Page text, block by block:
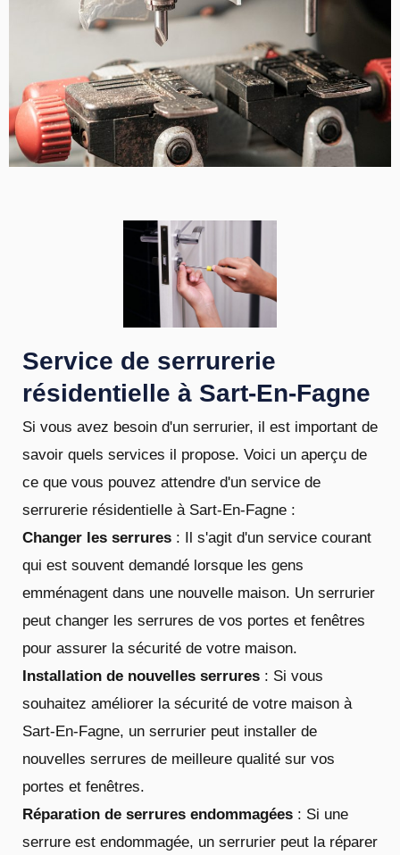
Service de serrurerie
résidentielle à Sart-En-Fagne
Si vous avez besoin d'un serrurier, il est important de
savoir quels services il propose. Voici un aperçu de
ce que vous pouvez attendre d'un service de
serrurerie résidentielle à Sart-En-Fagne :
Changer les serrures : Il s'agit d'un service courant
qui est souvent demandé lorsque les gens
emménagent dans une nouvelle maison. Un serrurier
peut changer les serrures de vos portes et fenêtres
pour assurer la sécurité de votre maison.
Installation de nouvelles serrures : Si vous
souhaitez améliorer la sécurité de votre maison à
Sart-En-Fagne, un serrurier peut installer de
nouvelles serrures de meilleure qualité sur vos
portes et fenêtres.
Réparation de serrures endommagées : Si une
serrure est endommagée, un serrurier peut la réparer